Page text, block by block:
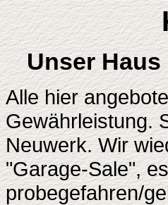
Unser
Alle hier
Gewährleistung.
Neuwerk. Wir
"Garage-Sale",
probegefahren/